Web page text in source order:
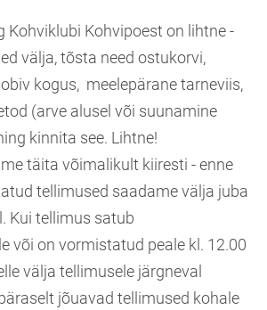
Kohviklubi Kohvipoest on lihtne -
välja, tõsta need ostukorvi,
kogus, meelepärane tarneviis,
(arve alusel või suunamine
kinnita see. Lihtne!
täita võimalikult kiiresti - enne
tellimused saadame välja juba
Kui tellimus satub
või on vormistatud peale kl. 12.00
välja tellimusele järgneval
jõuavad tellimused kohale